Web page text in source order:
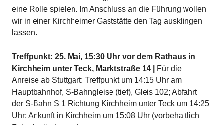
eine Rolle spielen. Im Anschluss an die Führung wollen
wir in einer Kirchheimer Gaststätte den Tag ausklingen
lassen.
Treffpunkt: 25. Mai, 15:30 Uhr vor dem Rathaus in
Kirchheim unter Teck, Marktstraße 14 |
Für die
Anreise ab Stuttgart: Treffpunkt um 14:15 Uhr am
Hauptbahnhof, S-Bahngleise (tief), Gleis 102; Abfahrt
der S-Bahn S 1 Richtung Kirchheim unter Teck um 14:25
Uhr; Ankunft in Kirchheim um 15:08 Uhr (vorbehaltlich